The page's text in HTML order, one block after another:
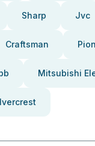
Sharp Jvc
Craftsman
Mitsubishi